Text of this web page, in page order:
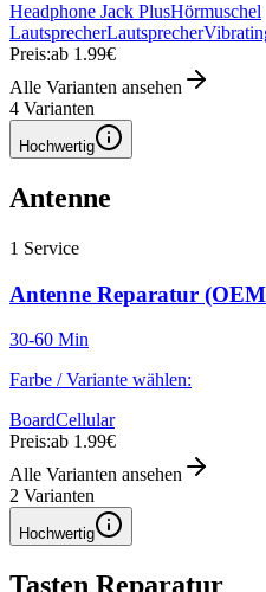
Headphone Jack PlusHörmuschel
LautsprecherLautsprecher
Preis:ab 1.99€
Alle Varianten ansehen
4 Varianten
Hochwertig
Antenne
1 Service
Antenne Reparatur
30-60 Min
Farbe / Variante wählen:
BoardCellular
Preis:ab 1.99€
Alle Varianten ansehen
2 Varianten
Hochwertig
Tasten Reparatur